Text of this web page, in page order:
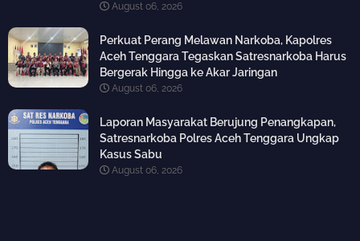
August 06, 2026
Perkuat Perang Melawan Narkoba, Kapolres
Aceh Tenggara Tegaskan Satresnarkoba Harus
Bergerak Hingga ke Akar Jaringan
August 06, 2026
Laporan Masyarakat Berujung Penangkapan,
Satresnarkoba Polres Aceh Tenggara Ungkap
Kasus Sabu
August 06, 2026